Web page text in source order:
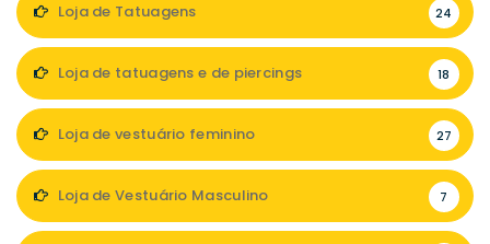
Loja de Tatuagens 24
Loja de tatuagens e de piercings 18
Loja de vestuário feminino 27
Loja de Vestuário Masculino 7